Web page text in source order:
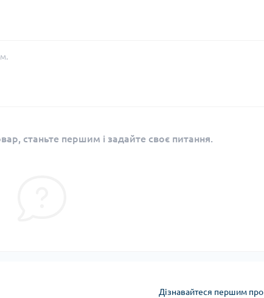
станьте першим і задайте своє питання.
Дізнавайтеся першим про